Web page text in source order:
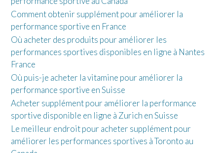
Comment obtenir supplément pour améliorer la
performance sportive en France
Où acheter des produits pour améliorer les
performances sportives disponibles en ligne à Nantes
France
Où puis-je acheter la vitamine pour améliorer la
performance sportive en Suisse
Acheter supplément pour améliorer la performance
sportive disponible en ligne à Zurich en Suisse
Le meilleur endroit pour acheter supplément pour
améliorer les performances sportives à Toronto au